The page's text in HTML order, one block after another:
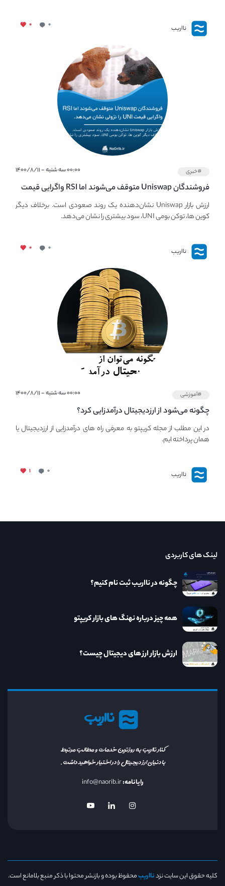
نااریب ۰ ۰
#خبری ۰۰:۰۰ سه شنبه - ۱۴۰۰/۸/۱۱
فروشندگان Uniswap متوقف می‌شوند اما RSI واگرایی قیمت
UNI نزولی را توسعه می‌دهد.
ارزش بازار Uniswap نشان‌دهنده یک روند صعودی است. برخلاف دیگر
کوین ها، توکن بومی UNI، سود بیشتری را نشان می‌دهد.
نااریب ۰ ۰
#آموزشی ۰۰:۰۰ سه شنبه - ۱۴۰۰/۸/۱۱
چگونه می‌شود از ارزدیجیتال درآمدزایی کرد؟
در این مطلب از مجله کریپتو به معرفی راه های درآمدزایی از ارزدیجیتال یا
همان پرداخته ایم.
نااریب ۰ ۱
نااریب
کنار نااریب به روزترین خدمات و مطالب مرتبط
با دنیای ارز دیجیتال را در اختیار خواهید داشت.
رایانامه:info@naorib.ir
لینک های کاربردی
چگونه در نااریب ثبت نام کنیم؟
همه چیز درباره نهنگ های بازار کریپتو
ارزش بازار ارز های دیجیتال چیست؟
کلیه حقوق این سایت نزدنااریبمحفوظ بوده و بازنشر محتوا با ذکر منبع بلامانع است.